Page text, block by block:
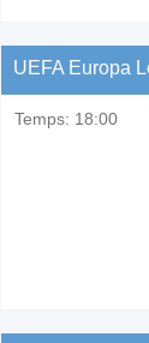
UEFA Europa
Temps: 18:00